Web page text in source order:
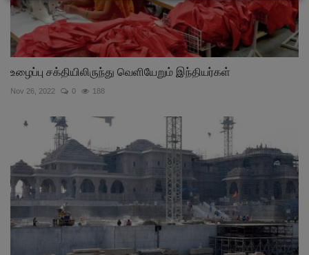
உழைப்பு சக்தியிலிருந்து வெளியேறும் இந்தியர்கள்
Nov 26, 2022 0 188